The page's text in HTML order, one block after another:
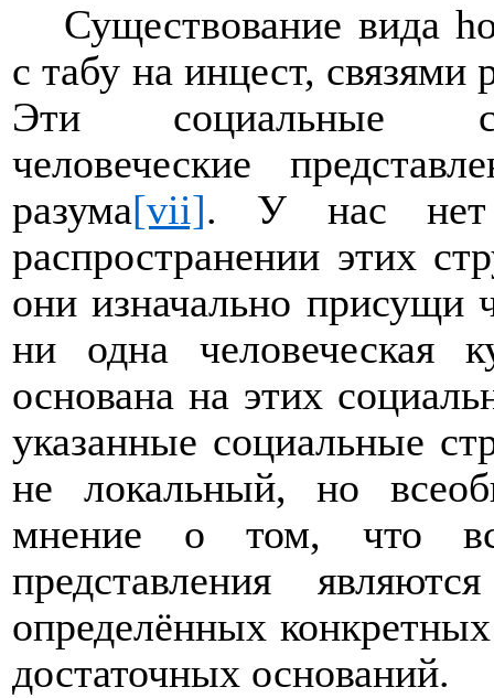
Существование вида
с табу на инцест,
Эти социальные
человеческие
разума[vii]. У нас нет
распространении этих
они изначально присущи
ни одна человеческая
основана на этих
указанные социальные
не локальный, но
мнение о том, что
представления
определённых
достаточных оснований.